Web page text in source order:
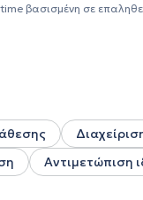
της εμπειρία
δρόμο της
και την
βασισμένη σε
Αντιμετώπιση